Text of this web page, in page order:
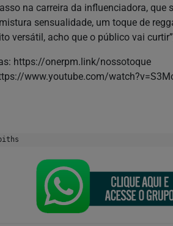
na carreira da influenciadora, que
sensualidade, um toque de
versátil, acho que o público vai
https://onerpm.link/nossotoque
www.youtube.com/